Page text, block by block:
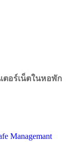
ตอร์เน็ตในหอพัก
Managemant